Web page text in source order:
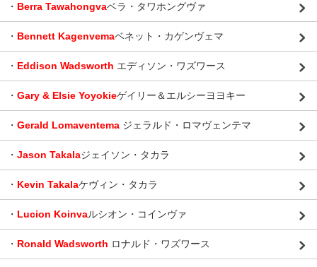
・ Berra Tawahongvaベラ・タワホングヴァ
・ Bennett Kagenvemaベネット・カゲンヴェマ
・ Eddison Wadsworth エディソン・ワズワース
・ Gary & Elsie Yoyokieゲイリー＆エルシーヨヨキー
・ Gerald Lomaventema ジェラルド・ロマヴェンテマ
・ Jason Takalaジェイソン・タカラ
・ Kevin Takalaケヴィン・タカラ
・ Lucion Koinvaルシオン・コインヴァ
・ Ronald Wadsworth ロナルド・ワズワース